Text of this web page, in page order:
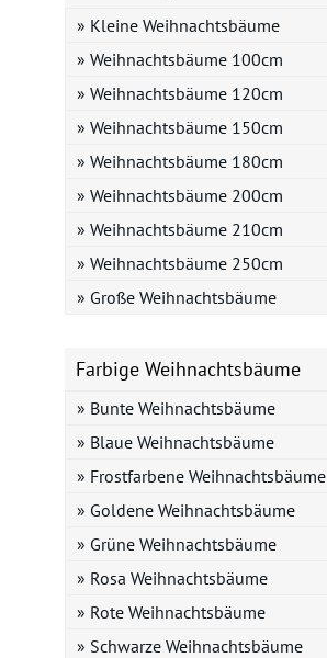
» Kleine Weihnachtsbäume
» Weihnachtsbäume 100cm
» Weihnachtsbäume 120cm
» Weihnachtsbäume 150cm
» Weihnachtsbäume 180cm
» Weihnachtsbäume 200cm
» Weihnachtsbäume 210cm
» Weihnachtsbäume 250cm
» Große Weihnachtsbäume
Farbige Weihnachtsbäume
» Bunte Weihnachtsbäume
» Blaue Weihnachtsbäume
» Frostfarbene Weihnachtsbäume
» Goldene Weihnachtsbäume
» Grüne Weihnachtsbäume
» Rosa Weihnachtsbäume
» Rote Weihnachtsbäume
» Schwarze Weihnachtsbäume